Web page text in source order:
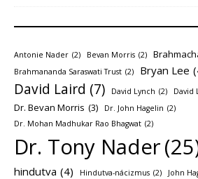
Antonie Nader (2) Bevan Morris (2)
Brahmananda Saraswati Trust (2) Bryan Lee
David Laird (7) David Lynch (2) David
Dr. Bevan Morris (3) Dr. John Hagelin (2)
Dr. Mohan Madhukar Rao Bhagwat (2)
Dr. Tony Nader
hindutva (4) Hindutva-nácizmus (2) John